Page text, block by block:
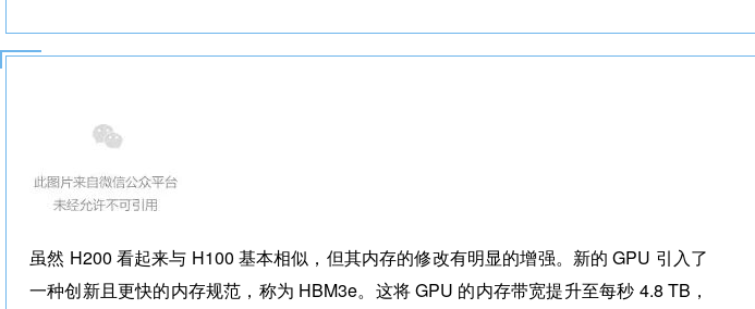
虽然 H200 看起来与 H100 基本相似，但其内存的修改有明显的增强。新的 GPU 引入了
一种创新且更快的内存规范，称为 HBM3e。这将 GPU 的内存带宽提升至每秒 4.8 TB，